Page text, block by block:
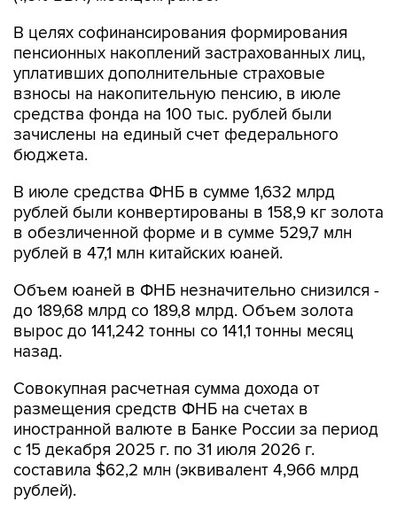
В целях софинансирования формирования
пенсионных накоплений застрахованных лиц,
уплативших дополнительные страховые
взносы на накопительную пенсию, в июле
средства фонда на 100 тыс. рублей были
зачислены на единый счет федерального
бюджета.
В июле средства ФНБ в сумме 1,632 млрд
рублей были конвертированы в 158,9 кг золота
в обезличенной форме и в сумме 529,7 млн
рублей в 47,1 млн китайских юаней.
Объем юаней в ФНБ незначительно снизился -
до 189,68 млрд со 189,8 млрд. Объем золота
вырос до 141,242 тонны со 141,1 тонны месяц
назад.
Совокупная расчетная сумма дохода от
размещения средств ФНБ на счетах в
иностранной валюте в Банке России за период
с 15 декабря 2025 г. по 31 июля 2026 г.
составила $62,2 млн (эквивалент 4,966 млрд
рублей).